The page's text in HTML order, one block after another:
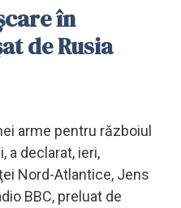
în
de Rusia
arme pentru războiul
a declarat, ieri,
Nord-Atlantice, Jens
BBC, preluat de